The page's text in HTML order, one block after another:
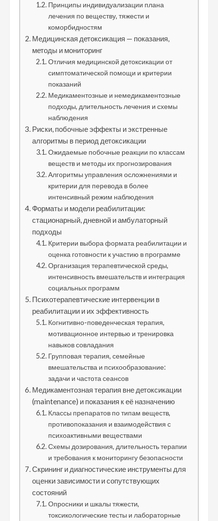
Принципы индивидуализации плана
лечения по веществу, тяжести и
коморбидностям
Медицинская детоксикация — показания,
методы и мониторинг
Отличия медицинской детоксикации от
симптоматической помощи и критерии
показаний
Медикаментозные и немедикаментозные
подходы, длительность лечения и схемы
наблюдения
Риски, побочные эффекты и экстренные
алгоритмы в период детоксикации
Ожидаемые побочные реакции по классам
веществ и методы их прогнозирования
Алгоритмы управления осложнениями и
критерии для перевода в более
интенсивный режим наблюдения
Форматы и модели реабилитации:
стационарный, дневной и амбулаторный
подходы
Критерии выбора формата реабилитации и
оценка готовности к участию в программе
Организация терапевтической среды,
интенсивность вмешательств и интеграция
социальных программ
Психотерапевтические интервенции в
реабилитации и их эффективность
Когнитивно-поведенческая терапия,
мотивационное интервью и тренировка
навыков совладания
Групповая терапия, семейные
вмешательства и психообразование:
задачи и частота сеансов
Медикаментозная терапия вне детоксикации
(maintenance) и показания к её назначению
Классы препаратов по типам веществ,
противопоказания и взаимодействия с
психоактивными веществами
Схемы дозирования, длительность терапии
и требования к мониторингу безопасности
Скрининг и диагностические инструменты для
оценки зависимости и сопутствующих
состояний
Опросники и шкалы тяжести,
токсикологические тесты и лабораторные